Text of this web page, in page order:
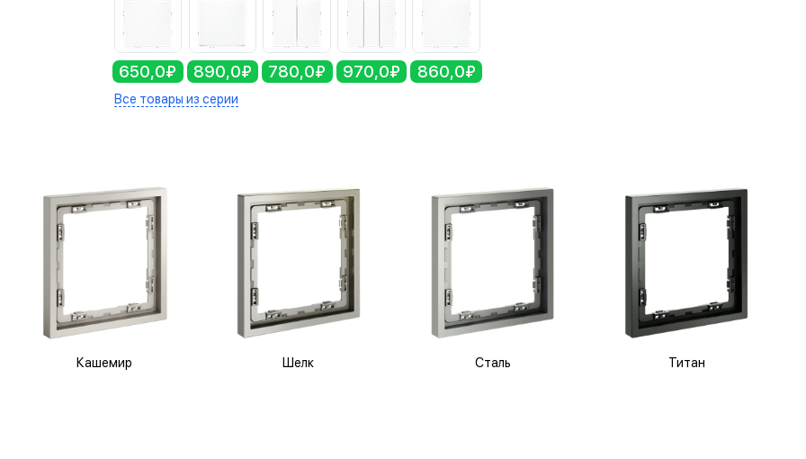
650,0₽ 890,0₽ 780,0₽ 970,0₽ 860,0₽
Все товары из серии
Кашемир Шелк Сталь Титан